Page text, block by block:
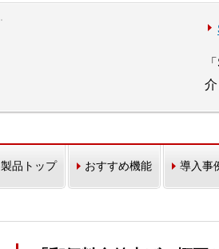
介
製品トップ おすすめ機能 導入事